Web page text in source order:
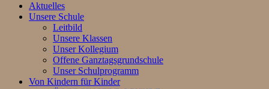
Aktuelles
Unsere Schule
Leitbild
Unsere Klassen
Unser Kollegium
Offene Ganztagsgrundschule
Unser Schulprogramm
Von Kindern für Kinder